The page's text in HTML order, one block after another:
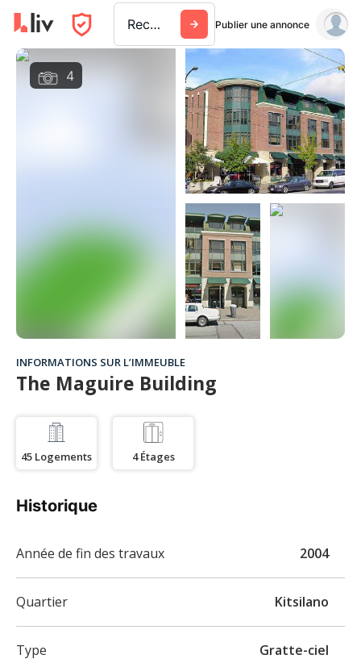
Rechercher une ville, un immeuble ou une entreprise Publier une annonce
4
INFORMATIONS SUR L’IMMEUBLE
The Maguire Building
45 Logements 4 Étages
Historique
Année de fin des travaux 2004
Quartier Kitsilano
Type Gratte-ciel